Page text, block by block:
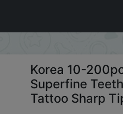
Irrigator Disposable Micro
Korea 10-
Superfine
Tattoo Sharp